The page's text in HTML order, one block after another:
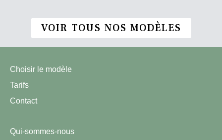
VOIR TOUS NOS MODÈLES
Choisir le modèle
Tarifs
Contact
Qui-sommes-nous